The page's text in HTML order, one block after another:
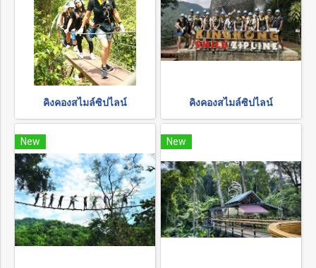
คิงคองสไมล์ซิปไลน์ คิงคองสไมล์ซิปไลน์
New New